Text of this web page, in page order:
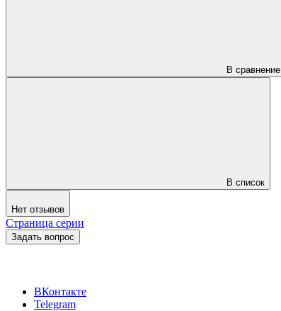
В сравнение
В список
Нет отзывов
Страница серии
Задать вопрос
ВКонтакте
Telegram